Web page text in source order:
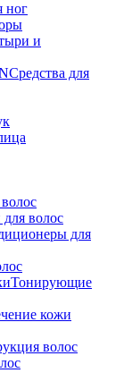
ног
и
Средства для
волос
для
Тонирующие
кожи
волос